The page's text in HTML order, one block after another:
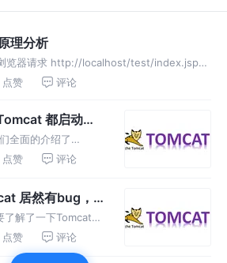
理分析
览器请求 http://localhost/test/index.jsp
发送到本机端口8080，被在那里监听的
点赞 评论
都启动不
面的介绍了
源码各模块功能和
、启动脚本分析
点赞 评论
居然有bug，
解了一下Tomcat启
Tomcat的启动流
应用部署的实际
点赞 评论